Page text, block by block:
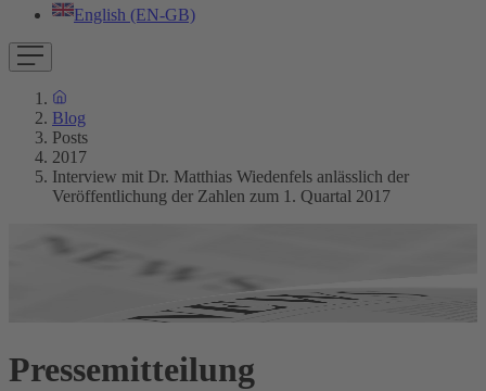
English (EN-GB)
Blog
Posts
2017
Interview mit Dr. Matthias Wiedenfels anlässlich der
Veröffentlichung der Zahlen zum 1. Quartal 2017
Pressemitteilung